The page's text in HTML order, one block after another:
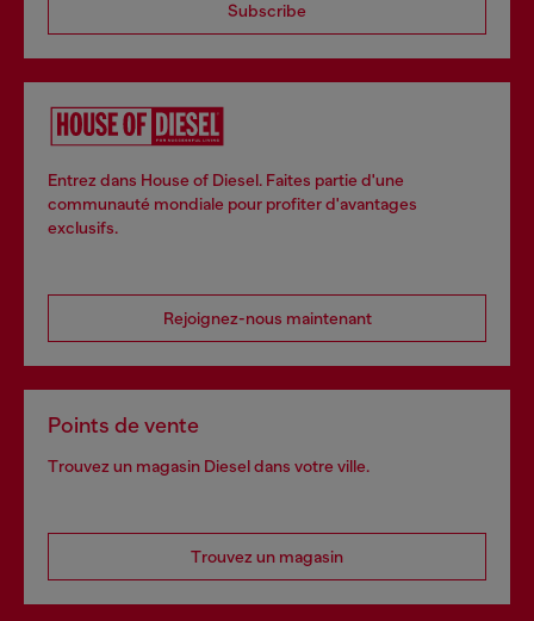
Subscribe
Entrez dans House of Diesel. Faites partie d'une
communauté mondiale pour profiter d'avantages
exclusifs.
Rejoignez-nous maintenant
Points de vente
Trouvez un magasin Diesel dans votre ville.
Trouvez un magasin